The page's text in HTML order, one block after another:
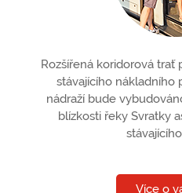
Rozšířená koridorová
stávajícího nákladního
nádraží bude
blízkosti řeky Svratky
Více o